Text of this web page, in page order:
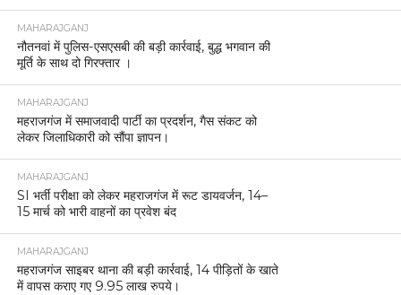
MAHARAJGANJ
नौतनवां में पुलिस-एसएसबी की बड़ी कार्रवाई, बुद्ध भगवान की
मूर्ति के साथ दो गिरफ्तार ।
MAHARAJGANJ
महराजगंज में समाजवादी पार्टी का प्रदर्शन, गैस संकट को
लेकर जिलाधिकारी को सौंपा ज्ञापन।
MAHARAJGANJ
SI भर्ती परीक्षा को लेकर महराजगंज में रूट डायवर्जन, 14–
15 मार्च को भारी वाहनों का प्रवेश बंद
MAHARAJGANJ
महराजगंज साइबर थाना की बड़ी कार्रवाई, 14 पीड़ितों के खाते
में वापस कराए गए 9.95 लाख रुपये।